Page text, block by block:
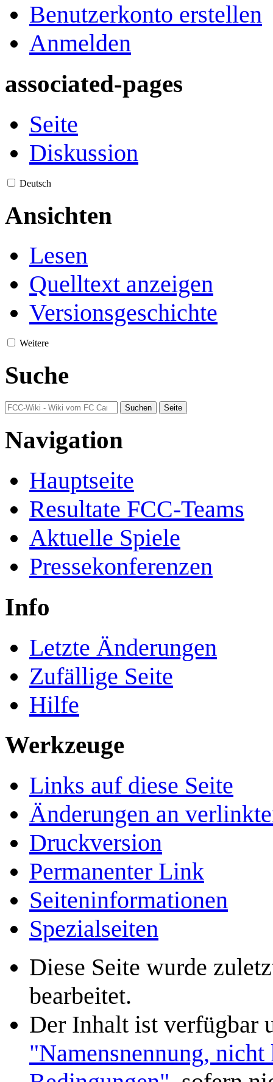
Benutzerkonto erstellen
Anmelden
associated-pages
Seite
Diskussion
Deutsch
Ansichten
Lesen
Quelltext anzeigen
Versionsgeschichte
Weitere
Suche
Navigation
Hauptseite
Resultate FCC-Teams
Aktuelle Spiele
Pressekonferenzen
Info
Letzte Änderungen
Zufällige Seite
Hilfe
Werkzeuge
Links auf diese Seite
Änderungen an
Druckversion
Permanenter Link
Seiten­­informationen
Spezialseiten
Diese Seite wurde
bearbeitet.
Der Inhalt ist verfügbar
"Namensnennung,